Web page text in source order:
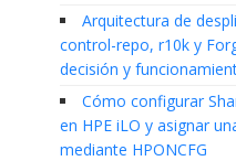
Arquitectura de
control-repo, r10k y
decisión y
Cómo configurar
en HPE iLO y asignar
mediante HPONCFG